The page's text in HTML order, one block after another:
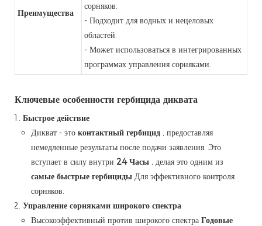
Преимущества
сорняков.
- Подходит для водных и нецеловых
областей.
- Может использоваться в интегрированных
программах управления сорняками.
Ключевые особенности гербицида диквата
Быстрое действие
Дикват - это контактный гербицид , предоставляя
немедленные результаты после подачи заявления. Это
вступает в силу внутри 24 Часы , делая это одним из
самые быстрые гербициды Для эффективного контроля
сорняков.
Управление сорняками широкого спектра
Высокоэффективный против широкого спектра Годовые